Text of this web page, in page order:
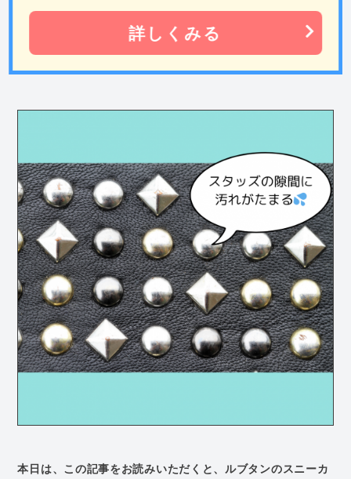
詳しくみる
本日は、この記事をお読みいただくと、ルブタンのスニーカ